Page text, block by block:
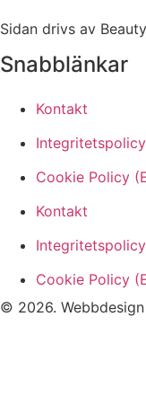
Sidan drivs av
Snabblänkar
Kontakt
Integritetspolicy
Cookie Policy
Kontakt
Integritetspolicy
Cookie Policy
© 2026. Webbdesign